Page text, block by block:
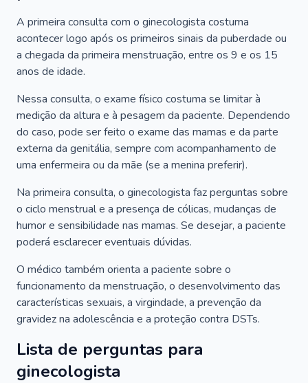
A primeira consulta com o ginecologista costuma
acontecer logo após os primeiros sinais da puberdade ou
a chegada da primeira menstruação, entre os 9 e os 15
anos de idade.
Nessa consulta, o exame físico costuma se limitar à
medição da altura e à pesagem da paciente. Dependendo
do caso, pode ser feito o exame das mamas e da parte
externa da genitália, sempre com acompanhamento de
uma enfermeira ou da mãe (se a menina preferir).
Na primeira consulta, o ginecologista faz perguntas sobre
o ciclo menstrual e a presença de cólicas, mudanças de
humor e sensibilidade nas mamas. Se desejar, a paciente
poderá esclarecer eventuais dúvidas.
O médico também orienta a paciente sobre o
funcionamento da menstruação, o desenvolvimento das
características sexuais, a virgindade, a prevenção da
gravidez na adolescência e a proteção contra DSTs.
Lista de perguntas para
ginecologista